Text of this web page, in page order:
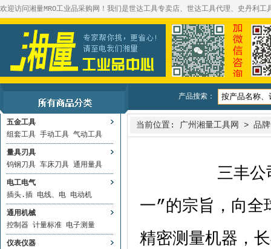
欢迎访问湘量MRO工业品采购网！我们是世达工具专卖店、世达工具代理、史丹利
产品搜索：
五金工具
组套工具 手动工具 气动工具
量具刃具
钨钢刀具 车床刀具 通用量具
电工电气
插头.插 电线、电 电动机
通用机械
控制器 计量标准 电子测量
仪表仪器
当前位置: 广州湘量工具网 > 品
三丰公
一”的宗旨，向全
精密测量机器，